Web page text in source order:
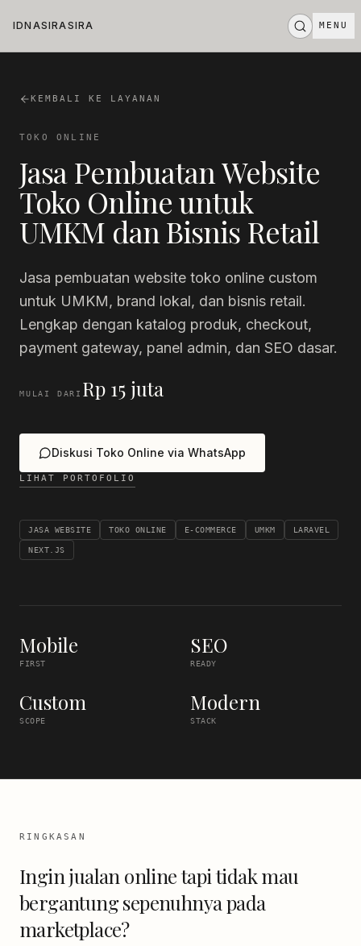
IDNASIRASIRA MENU
DNASIRASIRA
KEMBALI KE LAYANAN
TOKO ONLINE
Jasa Pembuatan Website
Toko Online untuk
UMKM dan Bisnis Retail
Jasa pembuatan website toko online custom
untuk UMKM, brand lokal, dan bisnis retail.
Lengkap dengan katalog produk, checkout,
payment gateway, panel admin, dan SEO dasar.
MULAI DARI Rp 15 juta
Diskusi Toko Online via WhatsApp
LIHAT PORTOFOLIO
JASA WEBSITE TOKO ONLINE E-COMMERCE UMKM LARAVEL
NEXT.JS
Mobile
FIRST
SEO
READY
Custom
SCOPE
Modern
STACK
RINGKASAN
Ingin jualan online tapi tidak mau
bergantung sepenuhnya pada
marketplace?